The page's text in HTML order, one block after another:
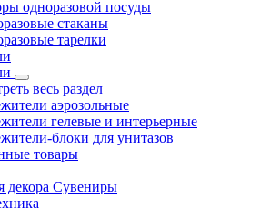
одноразовой посуды
стаканы
тарелки
весь раздел
аэрозольные
гелевые и интерьерные
блоки для унитазов
товары
декора Сувениры